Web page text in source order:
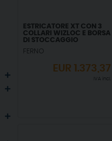
ESTRICATORE XT CON 3
COLLARI WIZLOC E BORSA
DI STOCCAGGIO
FERNO
EUR1.373,37
IVA incl.